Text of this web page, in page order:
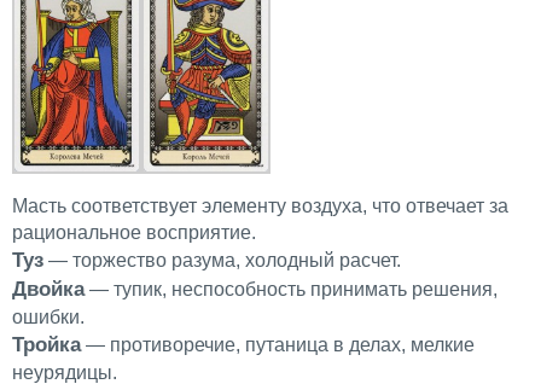
Масть соответствует элементу воздуха, что отвечает за
рациональное восприятие.
Туз — торжество разума, холодный расчет.
Двойка— тупик, неспособность принимать решения,
ошибки.
Тройка— противоречие, путаница в делах, мелкие
неурядицы.